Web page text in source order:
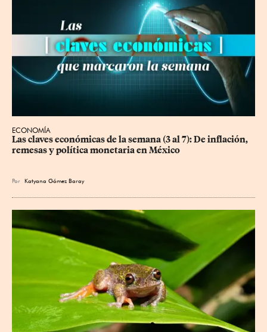
ECONOMÍA
Las claves económicas de la semana (3 al 7): De inflación,
remesas y política monetaria en México
Por Katyana Gómez Baray